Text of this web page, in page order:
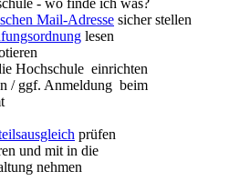
Mail-Adresse sicher stellen
lesen
Hochschule einrichten
/ ggf. Anmeldung beim
prüfen
und mit in die
nehmen